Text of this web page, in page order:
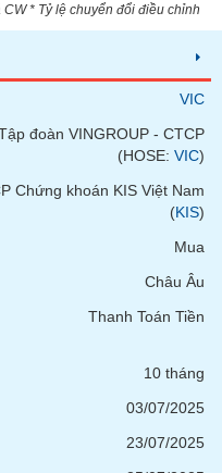
* Tỷ lệ chuyển đổi điều chỉnh
VIC
đoàn VINGROUP - CTCP
(HOSE: VIC)
Chứng khoán KIS Việt Nam
(KIS)
Mua
Châu Âu
Thanh Toán Tiền
10 tháng
03/07/2025
23/07/2025